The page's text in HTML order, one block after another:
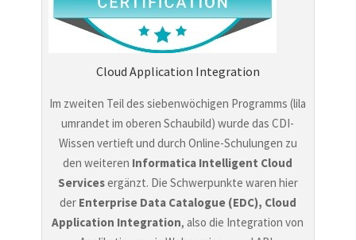
Cloud Application Integration
Im zweiten Teil des siebenwöchigen Programms (lila
umrandet im oberen Schaubild) wurde das CDI-
Wissen vertieft und durch Online-Schulungen zu
den weiteren Informatica Intelligent Cloud
Servicesergänzt. Die Schwerpunkte waren hier
der Enterprise Data Catalogue (EDC), Cloud
Application Integration, also die Integration von